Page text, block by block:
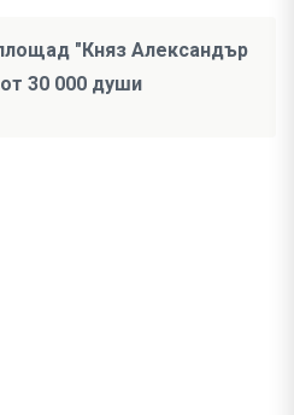
"Княз Александър
30 000 души